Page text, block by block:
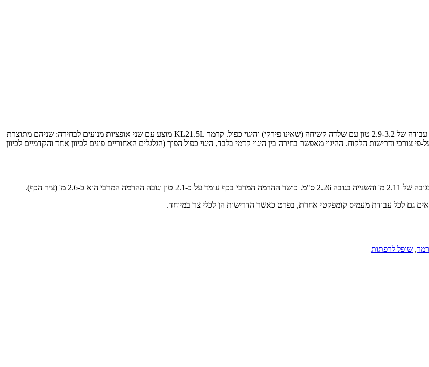
קומפקטי במשקל עבודה של 2.9-3.2 טון עם שלדה קשיחה (שאינו פירקי) והיגוי כפול. קרמר KL21.5L מוצע עם שני אופציות מנועים לבחירה: שניהם מתוצרת
האחד בנפח 1.3 ליטר עם 26 כ"ס והשני בנפח 1.6 ליטר עם 45 כ"ס, על-פי צורכי ודרישות הלקוח. ההיגוי מאפשר בחירה בין היגוי קדמי בלבד, היגוי כפול הפוך (הגלגלים האחוריים פונים לכיוון אחד והקדמיים לכיוון
, שופל לרפתות